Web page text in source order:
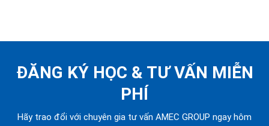
ĐĂNG KÝ HỌC & TƯ VẤN MIỄN
PHÍ
Hãy trao đổi với chuyên gia tư vấn AMEC GROUP ngay hôm